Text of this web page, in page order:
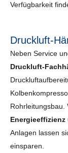
Verfügbarkeit
Druckluft-
Neben Service
Druckluft-
Rohrleitungsbau.
Anlagen lassen
einsparen.